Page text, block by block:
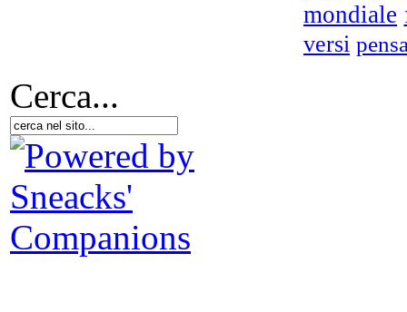
mondiale
versi
Cerca...